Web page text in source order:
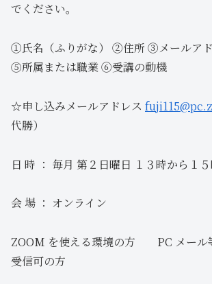
でください。
①氏名（ふりがな） ②住所 ③メールア
⑤所属または職業 ⑥受講の動機
☆申し込みメールアドレス
代勝）
日 時 ： 毎月 第２日曜日 １３時から１
会 場 ： オンライン
ZOOM を使える環境の方 PC メール
受信可の方